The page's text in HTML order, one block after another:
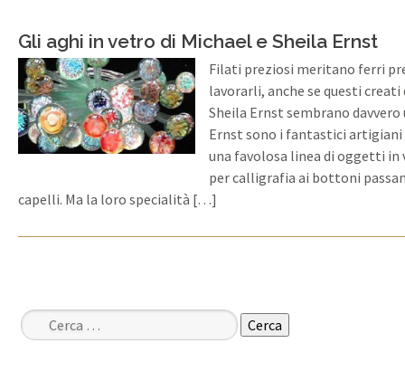
Gli aghi in vetro di Michael e Sheila Ernst
Filati preziosi meritano ferri
lavorarli, anche se questi creati
Sheila Ernst sembrano davvero
Ernst sono i fantastici artigiani
una favolosa linea di oggetti in
per calligrafia ai bottoni
capelli. Ma la loro specialità […]
Ricerca per: